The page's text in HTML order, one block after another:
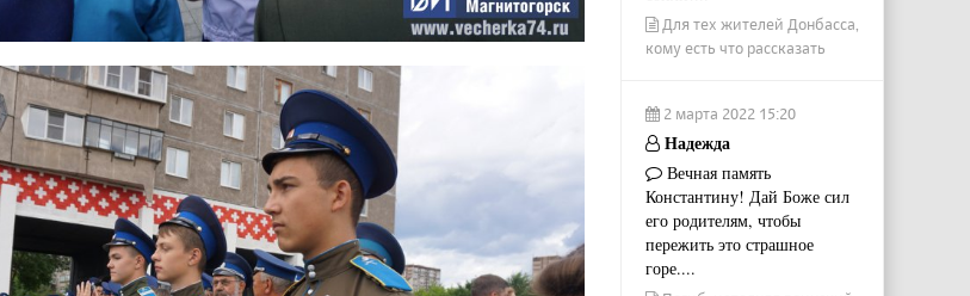
Для тех жителей Донбасса,
кому есть что рассказать
2 марта 2022 15:20
Надежда
Вечная память
Константину! Дай Боже сил
его родителям, чтобы
пережить это страшное
горе....